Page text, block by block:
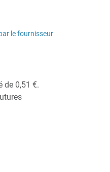
le fournisseur
de 0,51 €.